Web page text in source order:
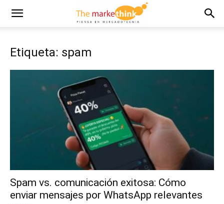
Etiqueta: spam
Spam vs. comunicación exitosa: Cómo
enviar mensajes por WhatsApp relevantes